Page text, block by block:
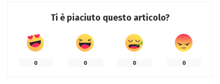
Ti è piaciuto questo articolo?
0 0 0 0